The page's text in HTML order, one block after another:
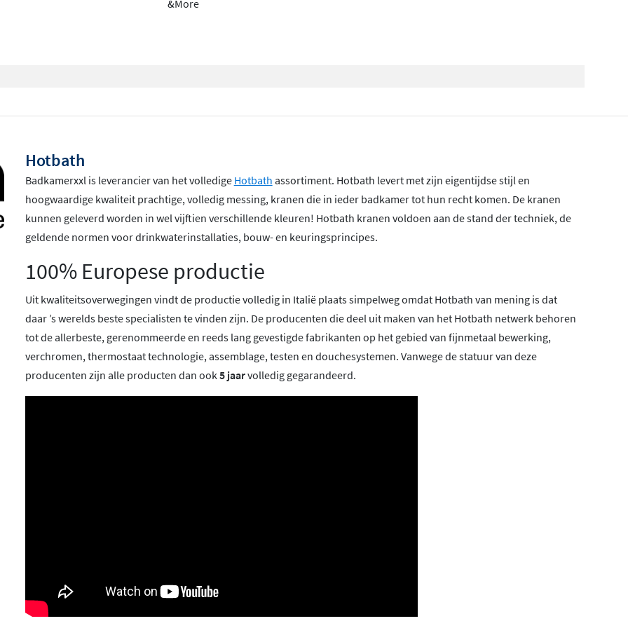
Dan hoort daar de
voorkom je
afbouwdeel (de Rails
strak is, of als je de
&More
Hotbath
Badkamerxxl is leverancier van het volledige Hotbath assortiment. Hotbath levert met zijn eigentijdse stijl en
hoogwaardige kwaliteit prachtige, volledig messing, kranen die in ieder badkamer tot hun recht komen. De kranen
kunnen geleverd worden in wel vijftien verschillende kleuren! Hotbath kranen voldoen aan de stand der techniek, de
geldende normen voor drinkwaterinstallaties, bouw- en keuringsprincipes.
100% Europese productie
Uit kwaliteitsoverwegingen vindt de productie volledig in Italië plaats simpelweg omdat Hotbath van mening is dat
daar ’s werelds beste specialisten te vinden zijn. De producenten die deel uit maken van het Hotbath netwerk behoren
tot de allerbeste, gerenommeerde en reeds lang gevestigde fabrikanten op het gebied van fijnmetaal bewerking,
verchromen, thermostaat technologie, assemblage, testen en douchesystemen. Vanwege de statuur van deze
producenten zijn alle producten dan ook5 jaarvolledig gegarandeerd.